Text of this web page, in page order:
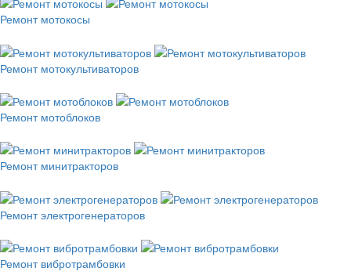
Ремонт мотокосы
Ремонт мотокультиваторов
Ремонт мотоблоков
Ремонт минитракторов
Ремонт электрогенераторов
Ремонт вибротрамбовки